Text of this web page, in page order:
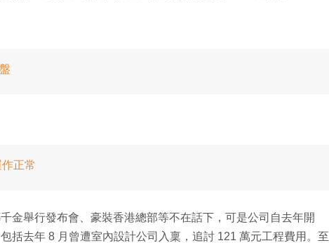
正常
金舉行發布會、豪裝香港總部等不在話下，可是公司自去年開
括去年 8 月曾遭室內設計公司入稟，追討 121 萬元工程費用。至